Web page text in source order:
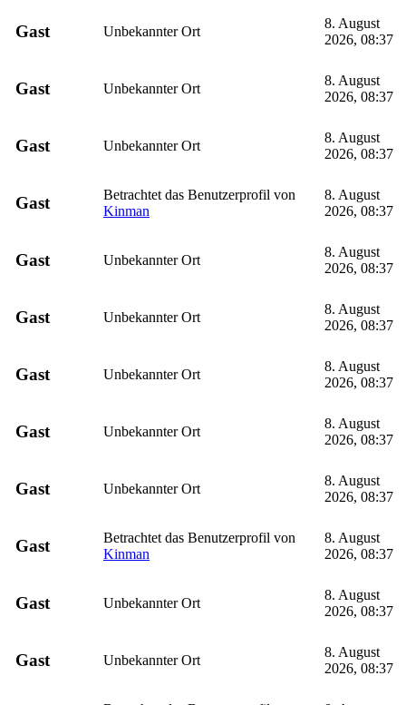
Gast Unbekannter Ort
8. August
2026, 08:37
Gast Unbekannter Ort
8. August
2026, 08:37
Gast Unbekannter Ort
8. August
2026, 08:37
Gast
Betrachtet das Benutzerprofil von
Kinman
8. August
2026, 08:37
Gast Unbekannter Ort
8. August
2026, 08:37
Gast Unbekannter Ort
8. August
2026, 08:37
Gast Unbekannter Ort
8. August
2026, 08:37
Gast Unbekannter Ort
8. August
2026, 08:37
Gast Unbekannter Ort
8. August
2026, 08:37
Gast
Betrachtet das Benutzerprofil von
Kinman
8. August
2026, 08:37
Gast Unbekannter Ort
8. August
2026, 08:37
Gast Unbekannter Ort
8. August
2026, 08:37